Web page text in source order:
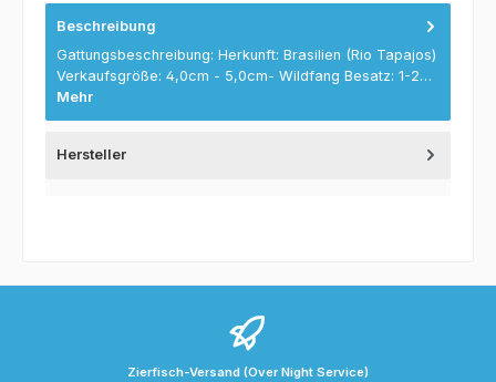
Beschreibung
Gattungsbeschreibung: Herkunft: Brasilien (Rio Tapajos)
Verkaufsgröße: 4,0cm - 5,0cm- Wildfang Besatz: 1-2…
Mehr
Hersteller
Zierfisch-Versand (Over Night Service)